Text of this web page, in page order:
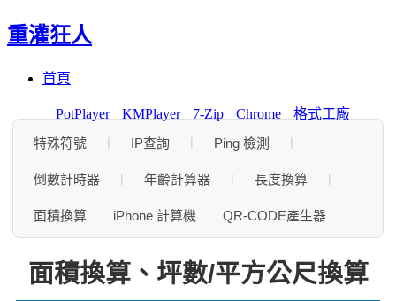
重灌狂人
首頁
PotPlayer KMPlayer 7-Zip Chrome
格式工廠
特殊符號
| IP查詢 | Ping 檢測 |
倒數計時器 | 年齡計算器 | 長度換算 |
面積換算 iPhone 計算機 QR-CODE產生器
面積換算、坪數/平方公尺換算